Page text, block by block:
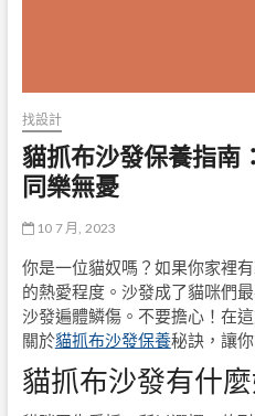
找設計
貓抓布沙發保養指南
同樂無憂
10 7 月, 2023
你是一位貓奴嗎？如果你家裡
的熱愛程度。沙發成了貓咪們
沙發遍體鱗傷。不要擔心！在
關於貓抓布沙發保養秘訣，讓
貓抓布沙發有什